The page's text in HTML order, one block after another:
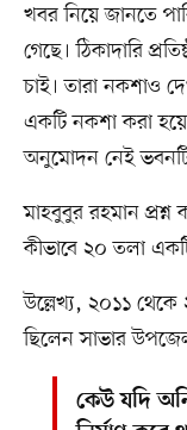
খবর নিয়ে জানতে
গেছে। ঠিকাদারি
চাই। তারা নকশাও
একটি নকশা করা
অনুমোদন নেই
মাহবুবুর রহমান
কীভাবে ২০ তলা
উল্লেখ্য, ২০১১ থেকে
ছিলেন সাভার
কেউ যদি